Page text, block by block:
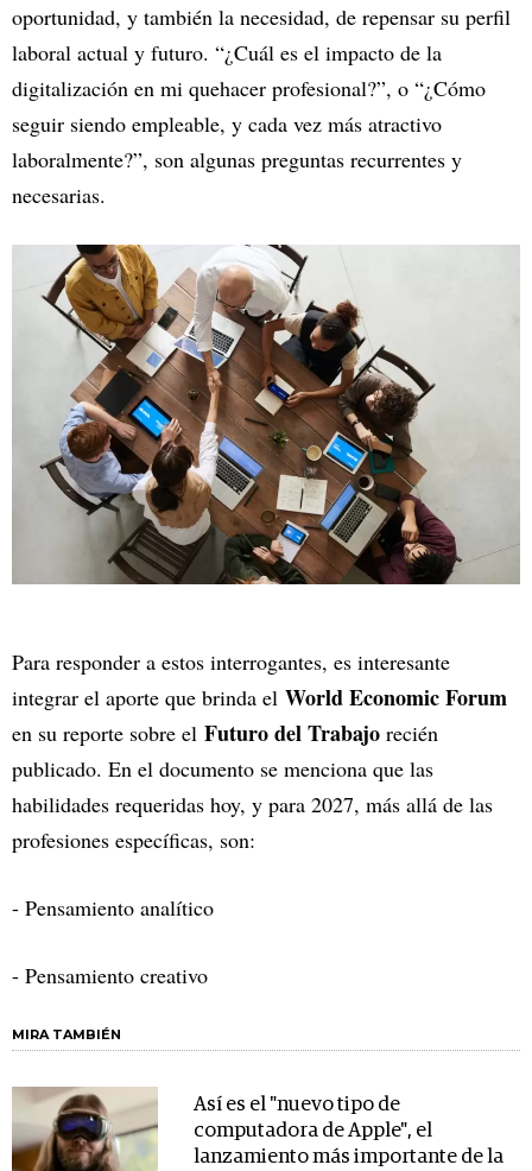
oportunidad, y también la necesidad, de repensar su perfil
laboral actual y futuro. “¿Cuál es el impacto de la
digitalización en mi quehacer profesional?”, o “¿Cómo
seguir siendo empleable, y cada vez más atractivo
laboralmente?”, son algunas preguntas recurrentes y
necesarias.
Para responder a estos interrogantes, es interesante
integrar el aporte que brinda el World Economic Forum
en su reporte sobre el Futuro del Trabajo recién
publicado. En el documento se menciona que las
habilidades requeridas hoy, y para 2027, más allá de las
profesiones específicas, son:
- Pensamiento analítico
- Pensamiento creativo
MIRA TAMBIÉN
Así es el "nuevo tipo de
computadora de Apple", el
lanzamiento más importante de la